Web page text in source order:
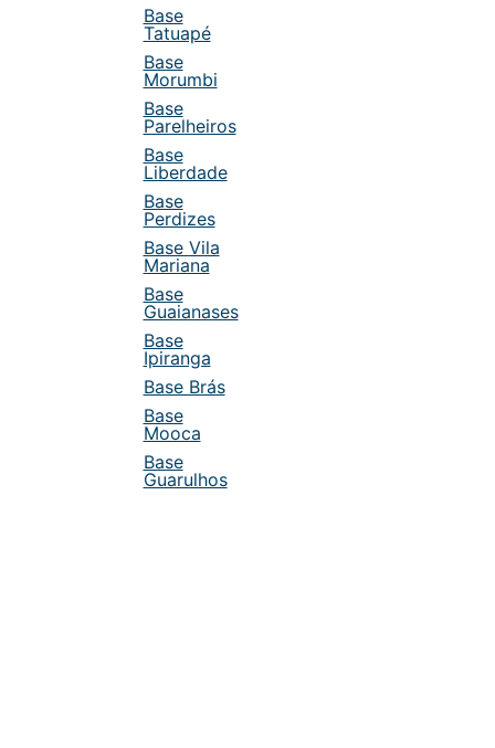
Base
Tatuapé
Base
Morumbi
Base
Parelheiros
Base
Liberdade
Base
Perdizes
Base Vila
Mariana
Base
Guaianases
Base
Ipiranga
Base Brás
Base
Mooca
Base
Guarulhos